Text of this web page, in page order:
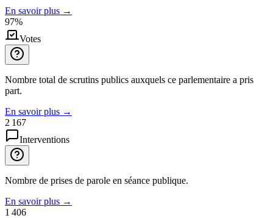
En savoir plus →
97%
Votes
Nombre total de scrutins publics auxquels ce parlementaire a pris
part.
En savoir plus →
2 167
Interventions
Nombre de prises de parole en séance publique.
En savoir plus →
1 406